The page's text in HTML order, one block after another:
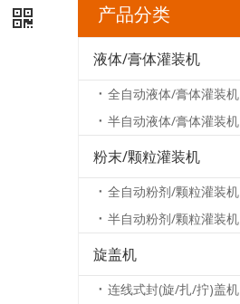
产品分类
液体/膏体灌装机
全自动液体/膏体灌装机
半自动液体/膏体灌装机
粉末/颗粒灌装机
全自动粉剂/颗粒灌装机
半自动粉剂/颗粒灌装机
旋盖机
连线式封(旋/扎/拧)盖机